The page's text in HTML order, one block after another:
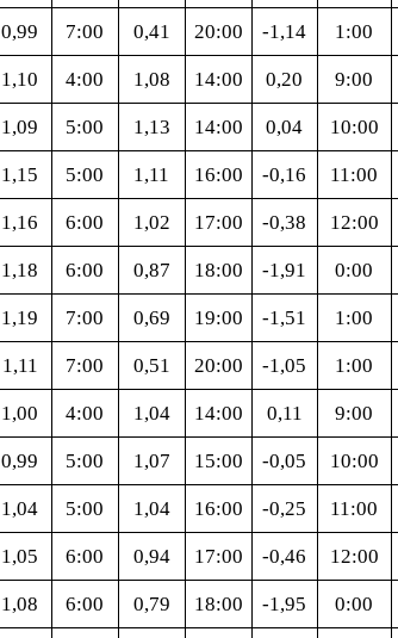
0,99 7:00 0,41 20:00 -1,14 1:00
1,10 4:00 1,08 14:00 0,20 9:00
1,09 5:00 1,13 14:00 0,04 10:00
1,15 5:00 1,11 16:00 -0,16 11:00
1,16 6:00 1,02 17:00 -0,38 12:00
1,18 6:00 0,87 18:00 -1,91 0:00
1,19 7:00 0,69 19:00 -1,51 1:00
1,11 7:00 0,51 20:00 -1,05 1:00
1,00 4:00 1,04 14:00 0,11 9:00
0,99 5:00 1,07 15:00 -0,05 10:00
1,04 5:00 1,04 16:00 -0,25 11:00
1,05 6:00 0,94 17:00 -0,46 12:00
1,08 6:00 0,79 18:00 -1,95 0:00